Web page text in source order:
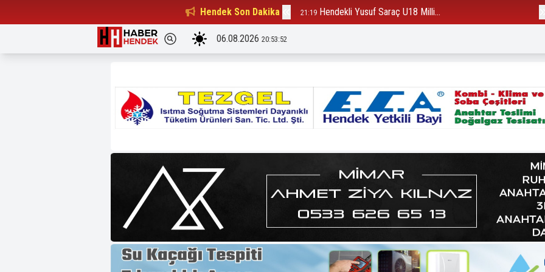
Hendek Son Dakika
Beşiktaşlılar Derneği Başkanı... 21:19 Hendekli Yusuf Saraç U18 Milli...
06.08.2026 20:53:53